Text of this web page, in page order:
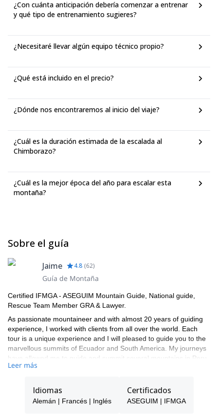
¿Con cuánta anticipación debería comenzar a entrenar
y qué tipo de entrenamiento sugieres?
¿Necesitaré llevar algún equipo técnico propio?
¿Qué está incluido en el precio?
¿Dónde nos encontraremos al inicio del viaje?
¿Cuál es la duración estimada de la escalada al
Chimborazo?
¿Cuál es la mejor época del año para escalar esta
montaña?
Sobre el guía
Jaime 4.8 (62)
Guía de Montaña
Certified IFMGA - ASEGUIM Mountain Guide, National guide,
Rescue Team Member GRA & Lawyer.
As passionate mountaineer and with almost 20 years of guiding
experience, I worked with clients from all over the world. Each
tour is a unique experience and I will pleased to guide you to the
marvellous summits of Ecuador and South America. My journeys
have allowed me to guide and summit several mountains in Peru,
like Alpamayo, Chopicalqui & Tocllaraju amongst others and to
I’m based in Baños de Agua Santa, Ecuador’s famous piece of
Leer más
Idiomas
Alemán | Francés | Inglés
Certificados
ASEGUIM | IFMGA